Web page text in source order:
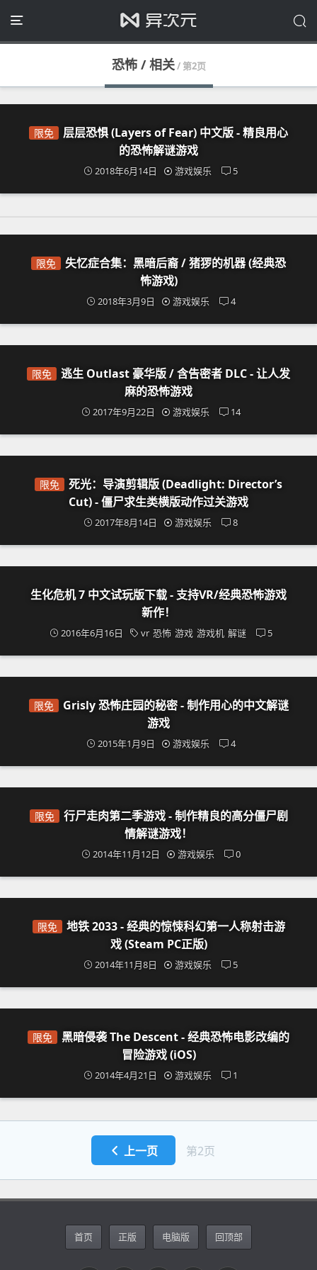
恐怖 / 相关/ 第2页
限免
层层恐惧 (Layers of Fear) 中文版 - 精良用心
的恐怖解谜游戏
2018年6月14日 游戏娱乐 5
限免
失忆症合集：黑暗后裔 / 猪猡的机器 (经典恐
怖游戏)
2018年3月9日 游戏娱乐 4
限免
逃生 Outlast 豪华版 / 含告密者 DLC - 让人发
麻的恐怖游戏
2017年9月22日 游戏娱乐 14
限免
死光：导演剪辑版 (Deadlight: Director’s
Cut) - 僵尸求生类横版动作过关游戏
2017年8月14日 游戏娱乐 8
生化危机 7 中文试玩版下载 - 支持VR/经典恐怖游戏
新作！
2016年6月16日 vr 恐怖 游戏 游戏机 解谜 5
限免
Grisly 恐怖庄园的秘密 - 制作用心的中文解谜
游戏
2015年1月9日 游戏娱乐 4
限免
行尸走肉第二季游戏 - 制作精良的高分僵尸剧
情解谜游戏！
2014年11月12日 游戏娱乐 0
限免
地铁 2033 - 经典的惊悚科幻第一人称射击游
戏 (Steam PC正版)
2014年11月8日 游戏娱乐 5
限免
黑暗侵袭 The Descent - 经典恐怖电影改编的
冒险游戏 (iOS)
2014年4月21日 游戏娱乐 1
上一页 第2页
首页 正版 电脑版 回顶部